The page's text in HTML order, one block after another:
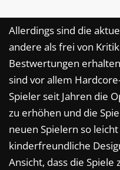
Allerdings sind die
andere als frei von
Bestwertungen
sind vor allem
Spieler seit Jahren die
zu erhöhen und die
neuen Spielern so
kinderfreundliche
Ansicht, dass die